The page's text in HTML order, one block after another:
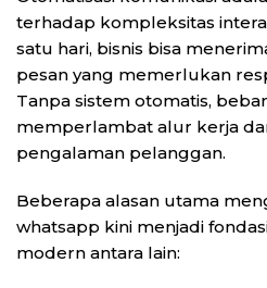
terhadap kompleksitas
satu hari, bisnis bisa
pesan yang memerlukan
Tanpa sistem otomatis,
memperlambat alur kerja
pengalaman pelanggan.
Beberapa alasan utama
whatsapp kini menjadi
modern antara lain: